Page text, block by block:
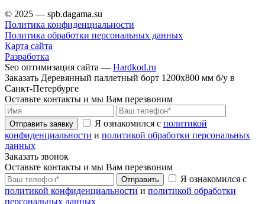
© 2025 — spb.dagama.su
Политика конфиденциальности
Политика обработки персональных данных
Карта сайта
Разработка
Seo оптимизация сайта — Hardkod.ru
Заказать Деревянный паллетный борт 1200х800 мм б/у в
Санкт-Петербурге
Оставьте контакты и мы Вам перезвоним
Отправить заявку Я ознакомился с политикой
конфиденциальности и политикой обработки персональных
данных
Заказать звонок
Оставьте контакты и мы Вам перезвоним
Отправить
Я ознакомился с
политикой конфиденциальности и политикой обработки
персональных данных